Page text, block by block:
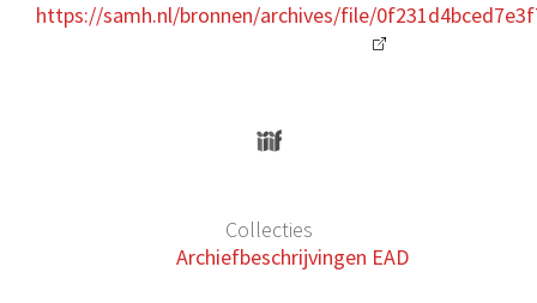
https://samh.nl/bronnen/archives/file/
Collecties
Archiefbeschrijvingen EAD